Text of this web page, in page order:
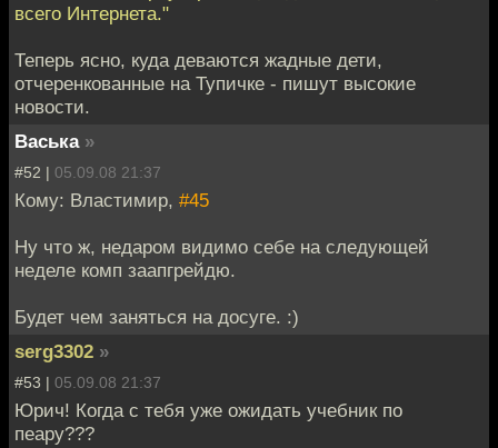
всего Интернета."
Теперь ясно, куда деваются жадные дети,
отчеренкованные на Тупичке - пишут высокие
новости.
Васька »
#52 | 05.09.08 21:37
Кому: Властимир, #45
Ну что ж, недаром видимо себе на следующей
неделе комп заапгрейдю.
Будет чем заняться на досуге. :)
serg3302 »
#53 | 05.09.08 21:37
Юрич! Когда с тебя уже ожидать учебник по
пеару???